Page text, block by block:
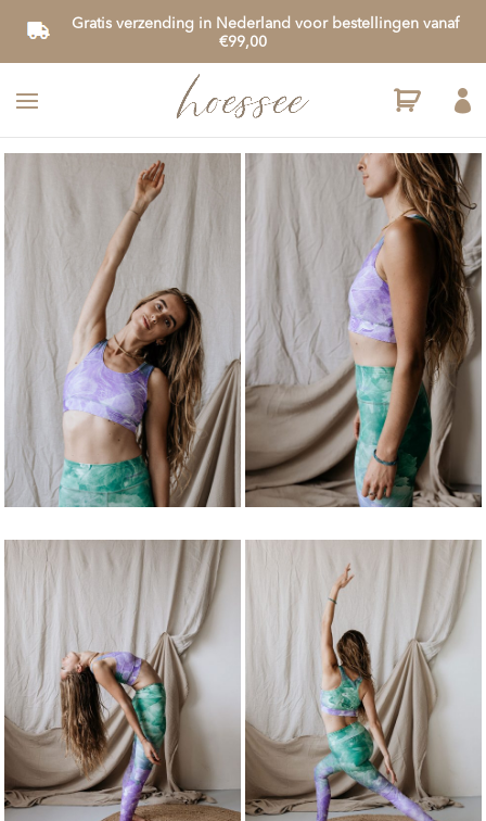
Gratis verzending in Nederland voor bestellingen vanaf
€99,00
